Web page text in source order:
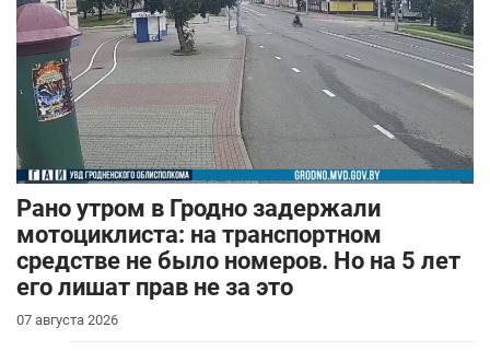
Рано утром в Гродно задержали
мотоциклиста: на транспортном
средстве не было номеров. Но на 5 лет
его лишат прав не за это
07 августа 2026